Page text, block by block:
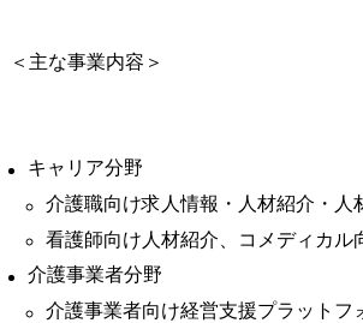
＜主な事業内容＞
キャリア分野
介護職向け求人情報・人材紹介・人
看護師向け人材紹介、コメディカル
介護事業者分野
介護事業者向け経営支援プラットフ